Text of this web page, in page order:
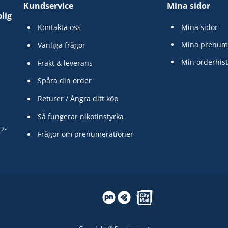
Kundservice
Kontakta oss
Vanliga frågor
Frakt & leverans
Spåra din order
Returer / Ångra ditt köp
Så fungerar nikotinstyrka
Frågor om prenumerationer
Mina sidor
Mina sidor
Mina
Min